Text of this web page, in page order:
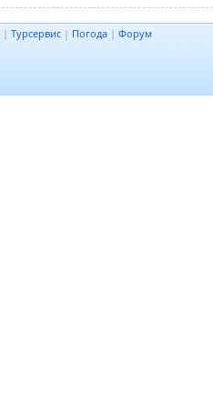
| Турсервис | Погода | Форум